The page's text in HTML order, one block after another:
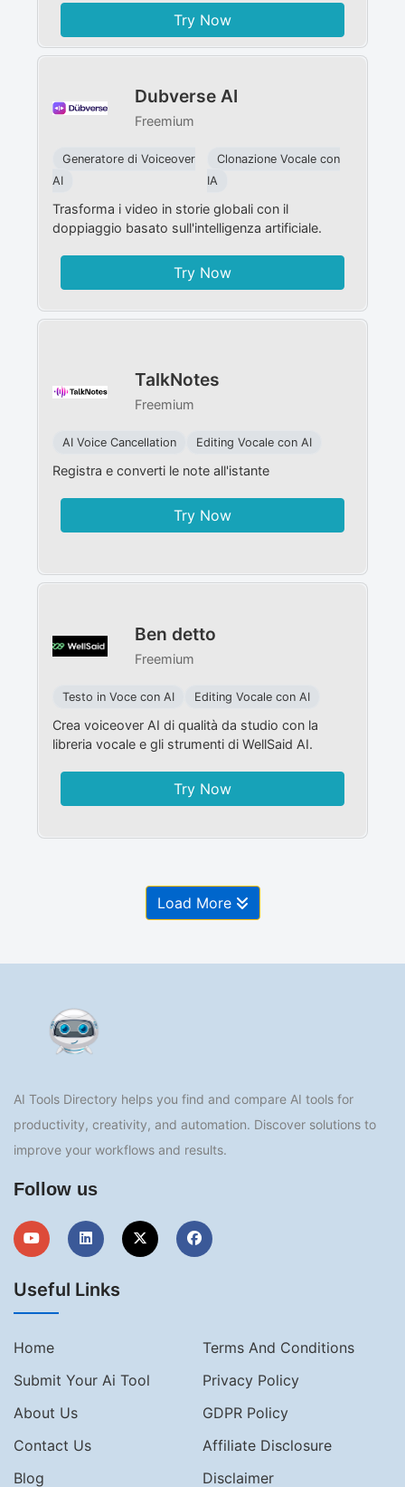
Try Now
Dubverse AI
Freemium
Generatore di Voiceover
AI
Clonazione Vocale con
IA
Trasforma i video in storie globali con il
doppiaggio basato sull'intelligenza artificiale.
Try Now
TalkNotes
Freemium
AI Voice Cancellation Editing Vocale con AI
Registra e converti le note all'istante
Try Now
Ben detto
Freemium
Testo in Voce con AI Editing Vocale con AI
Crea voiceover AI di qualità da studio con la
libreria vocale e gli strumenti di WellSaid AI.
Try Now
Load More
AI Tools Directory helps you find and compare AI tools for
productivity, creativity, and automation. Discover solutions to
improve your workflows and results.
Follow us
Useful Links
Home
Terms And Conditions
Submit Your Ai Tool
Privacy Policy
About Us
GDPR Policy
Contact Us
Affiliate Disclosure
Blog
Disclaimer